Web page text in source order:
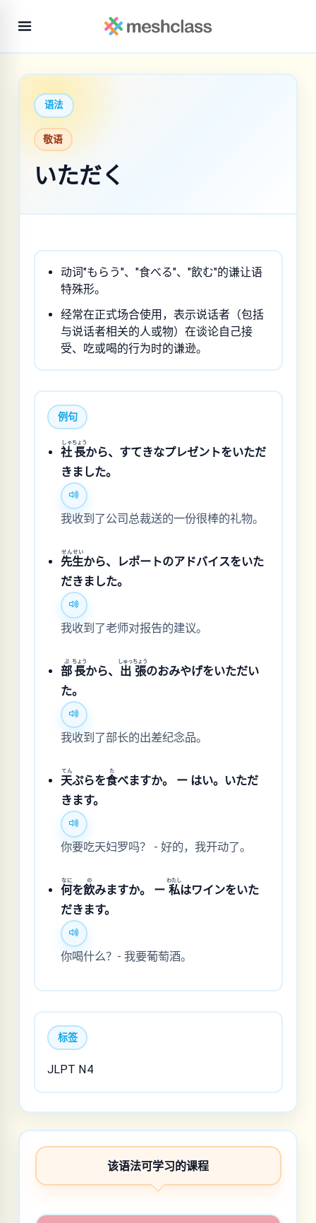
语法
敬语
いただく
动词"もらう"、"食べる"、"飲む"的谦让语
特殊形。
经常在正式场合使用，表示说话者（包括
与说话者相关的人或物）在谈论自己接
受、吃或喝的行为时的谦逊。
例句
社
しゃ
長
ちょう
から、すてきなプレゼントをいただ
きました。
我收到了公司总裁送的一份很棒的礼物。
先
せん
生
せい
から、レポートのアドバイスをいた
だきました。
我收到了老师对报告的建议。
部
ぶ
長
ちょう
から、 出
しゅっ
張
ちょう
のおみやげをいただい
た。
我收到了部长的出差纪念品。
天
てん
ぷらを食
た
べますか。 ー はい。いただ
きます。
你要吃天妇罗吗？ - 好的，我开动了。
何
なに
を飲
の
みますか。 ー 私
わたし
はワインをいた
だきます。
你喝什么？- 我要葡萄酒。
标签
JLPT N4
该语法可学习的课程